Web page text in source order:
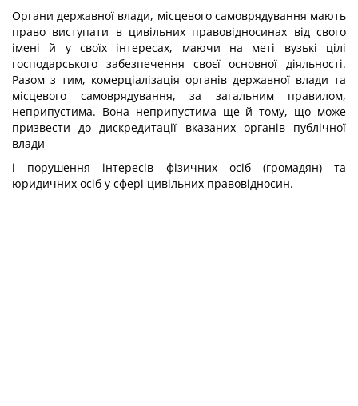
Органи державної влади, місцевого самоврядування мають
право виступати в цивільних правовідносинах від свого
імені й у своїх інтересах, маючи на меті вузькі цілі
господарського забезпечення своєї основної діяльності.
Разом з тим, комерціалізація органів державної влади та
місцевого самоврядування, за загальним правилом,
неприпустима. Вона неприпустима ще й тому, що може
призвести до дискредитації вказаних органів публічної
влади
і порушення інтересів фізичних осіб (громадян) та
юридичних осіб у сфері цивільних правовідносин.